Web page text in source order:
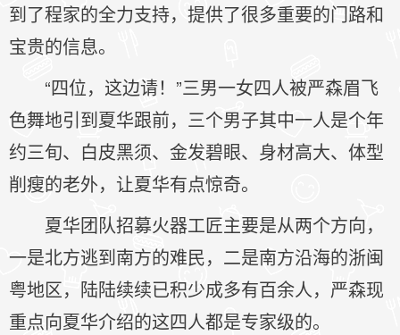
到了程家的全力支持，提供了很多重要的门路和
宝贵的信息。
“四位，这边请！”三男一女四人被严森眉飞
色舞地引到夏华跟前，三个男子其中一人是个年
约三旬、白皮黑须、金发碧眼、身材高大、体型
削瘦的老外，让夏华有点惊奇。
夏华团队招募火器工匠主要是从两个方向，
一是北方逃到南方的难民，二是南方沿海的浙闽
粤地区，陆陆续续已积少成多有百余人，严森现
重点向夏华介绍的这四人都是专家级的。